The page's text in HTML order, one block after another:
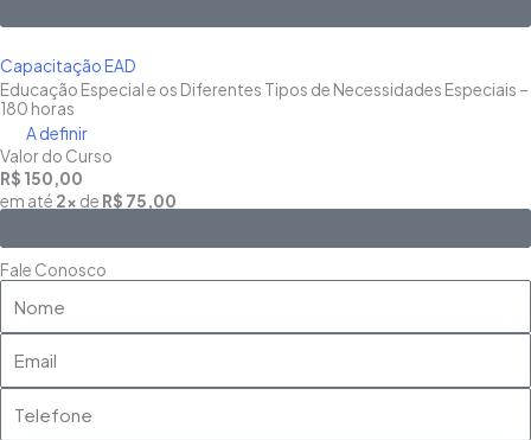
Capacitação EAD
Educação Especial e os Diferentes Tipos de Necessidades Especiais –
180 horas
A definir
Valor do Curso
R$ 150,00
em até 2x de R$ 75,00
Fale Conosco